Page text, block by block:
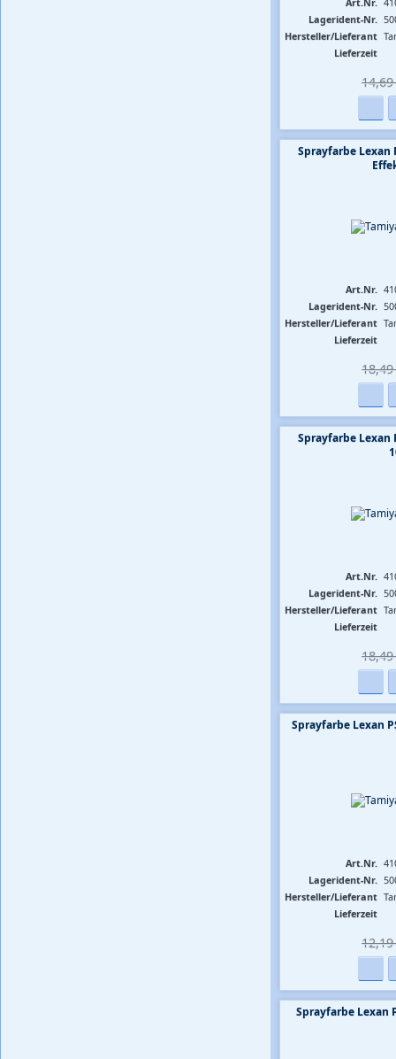
Lagerident-Nr.
Hersteller/Lieferant
Lieferzeit
14,69
Sprayfarbe Lexan
Art.Nr.
Lagerident-Nr.
Hersteller/Lieferant
Lieferzeit
18,49
Sprayfarbe Lexan
Art.Nr.
Lagerident-Nr.
Hersteller/Lieferant
Lieferzeit
18,49
Sprayfarbe Lexan
Art.Nr.
Lagerident-Nr.
Hersteller/Lieferant
Lieferzeit
12,19
Sprayfarbe Lexan